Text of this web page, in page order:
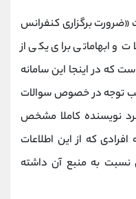
«ضرورت برگزاری کنفرانس
و ابهاماتی برای یکی از
که در اینجا این سامانه
توجه در خصوص سوالات
نویسنده کاملا مشخص
که از این اطلاعات
نسبت به منبع آن داشته